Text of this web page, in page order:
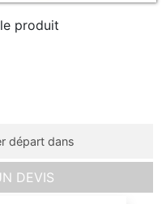
produit
départ dans
DEVIS